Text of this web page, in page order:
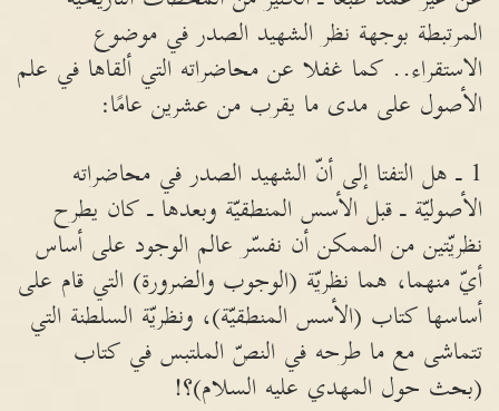
المرتبطة بوجهة نظر الشهيد الصدر في موضوع
الاستقراء.. كما غفلا عن محاضراته التي ألقاها في علم
الأصول على مدى ما يقرب من عشرين عامًا:
1 ـ هل التفتا إلى أنّ الشهيد الصدر في محاضراته
الأصوليّة ـ قبل الأسس المنطقيّة وبعدها ـ كان يطرح
نظريّتين من الممكن أن نفسّر عالم الوجود على أساس
أيّ منهما، هما نظريّة (الوجوب والضرورة) التي قام على
أساسها كتاب (الأسس المنطقيّة)، ونظريّة السلطنة التي
تتماشى مع ما طرحه في النصّ الملتبس في كتاب
(بحث حول المهدي عليه السلام)؟!